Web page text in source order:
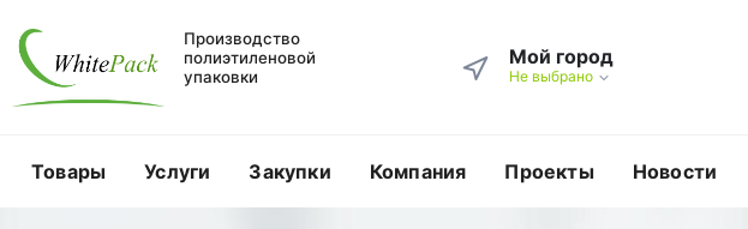
Производство
полиэтиленовой
упаковки
Мой город
Не выбрано
Товары Услуги Закупки Компания Проекты Новости